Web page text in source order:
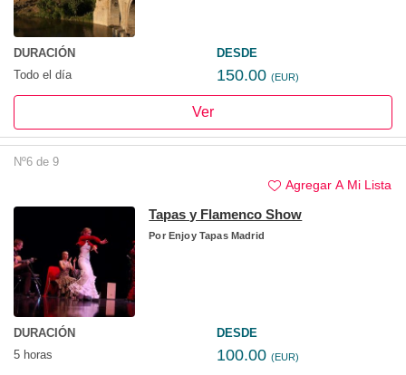
DURACIÓN
Todo el día
DESDE
150.00 (EUR)
Ver
Nº6 de 9
Agregar A Mi Lista
Tapas y Flamenco Show
PorEnjoy Tapas Madrid
DURACIÓN
5 horas
DESDE
100.00 (EUR)